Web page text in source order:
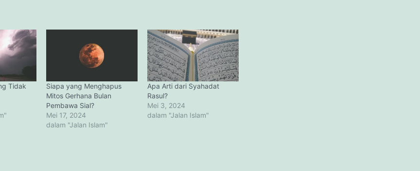
Tidak
Siapa yang Menghapus
Mitos Gerhana Bulan
Pembawa Sial?
Mei 17, 2024
dalam "Jalan Islam"
Apa Arti dari Syahadat
Rasul?
Mei 3, 2024
dalam "Jalan Islam"